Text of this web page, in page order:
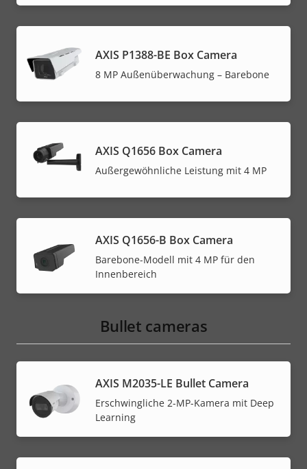
AXIS P1388-BE Box Camera
8 MP Außenüberwachung – Barebone
AXIS Q1656 Box Camera
Außergewöhnliche Leistung mit 4 MP
AXIS Q1656-B Box Camera
Barebone-Modell mit 4 MP für den
Innenbereich
Bullet cameras
AXIS M2035-LE Bullet Camera
Erschwingliche 2-MP-Kamera mit Deep
Learning